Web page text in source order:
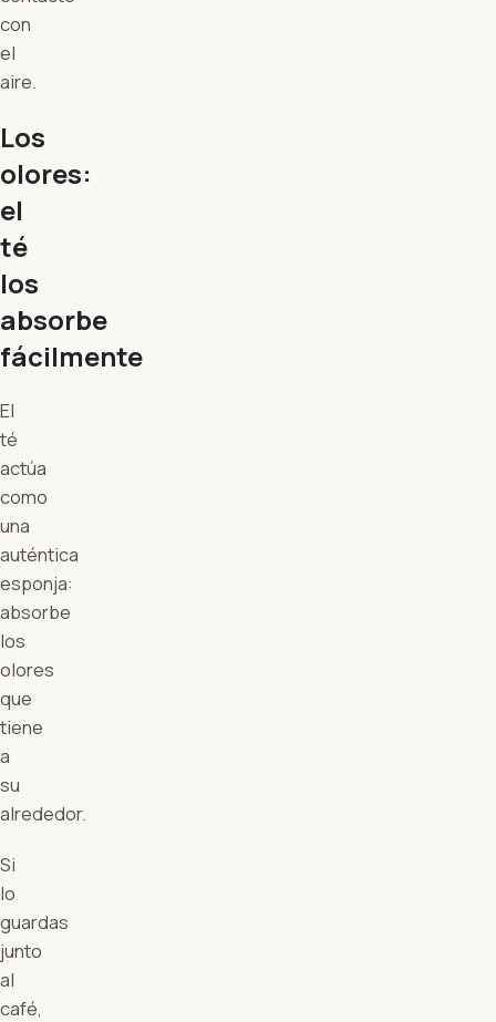
con
el
aire.
Los
olores:
el
té
los
absorbe
fácilmente
El
té
actúa
como
una
auténtica
esponja:
absorbe
los
olores
que
tiene
a
su
alrededor.
Si
lo
guardas
junto
al
café,